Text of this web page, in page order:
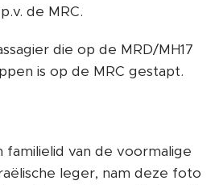
de MRC.
die op de MRD/MH17
is op de MRC gestapt.
familielid van de voormalige
leger, nam deze foto